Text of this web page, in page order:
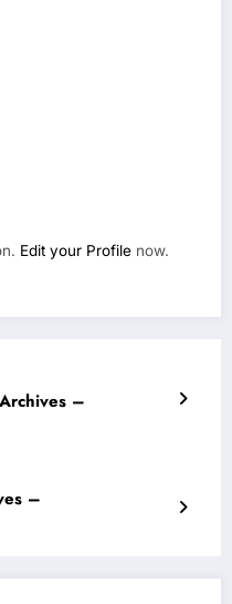
Edit your Profile now.
–
–